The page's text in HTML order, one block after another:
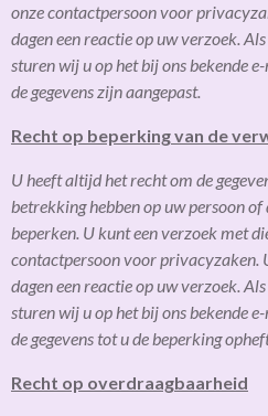
onze contactpersoon voor
dagen een reactie op uw verzoek.
sturen wij u op het bij ons bekende
de gegevens zijn aangepast.
Recht op beperking van de
U heeft altijd het recht om de
betrekking hebben op uw persoon
beperken. U kunt een verzoek met
contactpersoon voor privacyzaken.
dagen een reactie op uw verzoek.
sturen wij u op het bij ons bekende
de gegevens tot u de beperking
Recht op overdraagbaarheid